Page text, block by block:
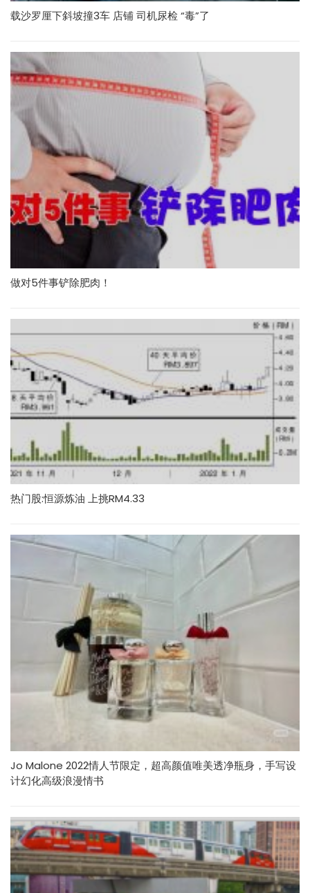
载沙罗厘下斜坡撞3车 店铺 司机尿检 “毒”了
做对5件事铲除肥肉！
热门股:恒源炼油 上挑RM4.33
Jo Malone 2022情人节限定，超高颜值唯美透净瓶身，手写设
计幻化高级浪漫情书